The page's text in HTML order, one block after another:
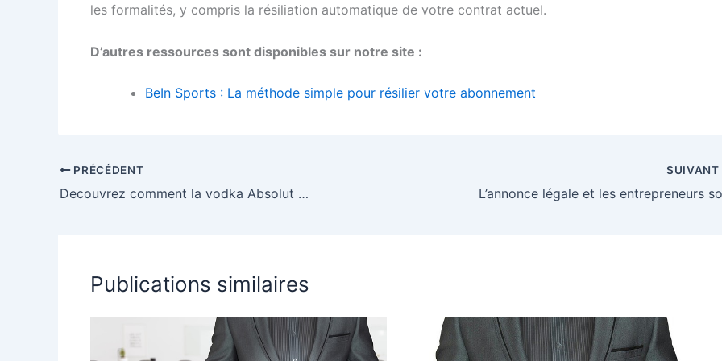
les formalités, y compris la résiliation automatique de votre contrat actuel.
D’autres ressources sont disponibles sur notre site :
BeIn Sports : La méthode simple pour résilier votre abonnement
PRÉCÉDENT
Decouvrez comment la vodka Absolut sublime vos cocktails maison
SUIVANT
Publications similaires